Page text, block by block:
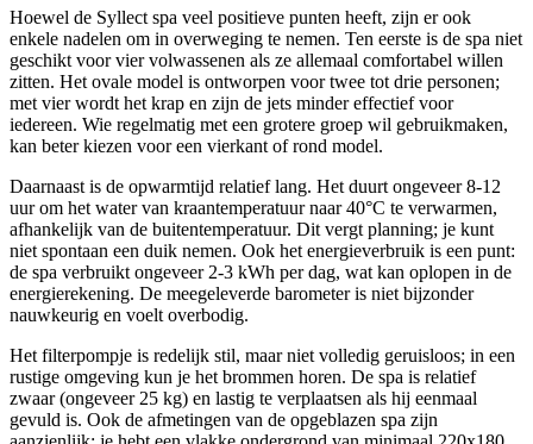
Hoewel de Syllect spa veel positieve punten heeft, zijn er ook
enkele nadelen om in overweging te nemen. Ten eerste is de spa niet
geschikt voor vier volwassenen als ze allemaal comfortabel willen
zitten. Het ovale model is ontworpen voor twee tot drie personen;
met vier wordt het krap en zijn de jets minder effectief voor
iedereen. Wie regelmatig met een grotere groep wil gebruikmaken,
kan beter kiezen voor een vierkant of rond model.
Daarnaast is de opwarmtijd relatief lang. Het duurt ongeveer 8-12
uur om het water van kraantemperatuur naar 40°C te verwarmen,
afhankelijk van de buitentemperatuur. Dit vergt planning; je kunt
niet spontaan een duik nemen. Ook het energieverbruik is een punt:
de spa verbruikt ongeveer 2-3 kWh per dag, wat kan oplopen in de
energierekening. De meegeleverde barometer is niet bijzonder
nauwkeurig en voelt overbodig.
Het filterpompje is redelijk stil, maar niet volledig geruisloos; in een
rustige omgeving kun je het brommen horen. De spa is relatief
zwaar (ongeveer 25 kg) en lastig te verplaatsen als hij eenmaal
gevuld is. Ook de afmetingen van de opgeblazen spa zijn